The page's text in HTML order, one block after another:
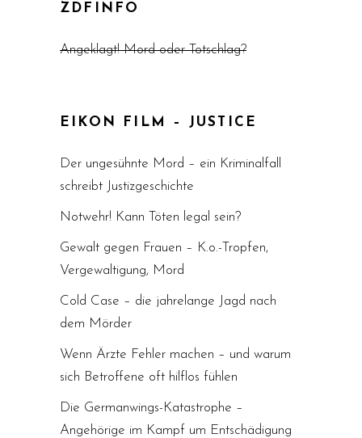
ZDFINFO
Angeklagt! Mord oder Totschlag?
EIKON FILM – JUSTICE
Der ungesühnte Mord – ein Kriminalfall
schreibt Justizgeschichte
Notwehr! Kann Töten legal sein?
Gewalt gegen Frauen – K.o.-Tropfen,
Vergewaltigung, Mord
Cold Case – die jahrelange Jagd nach
dem Mörder
Wenn Ärzte Fehler machen – und warum
sich Betroffene oft hilflos fühlen
Die Germanwings-Katastrophe –
Angehörige im Kampf um Entschädigung